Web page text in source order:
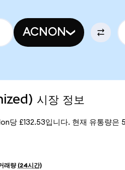
ACNON
시장 정보
당 £132.53입니다. 현재 유통량
래량 (24시간)